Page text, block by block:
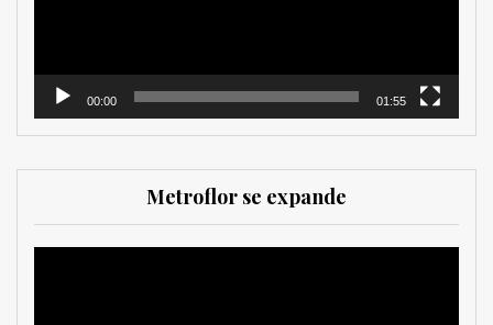
00:00 01:55
Metroflor se expande